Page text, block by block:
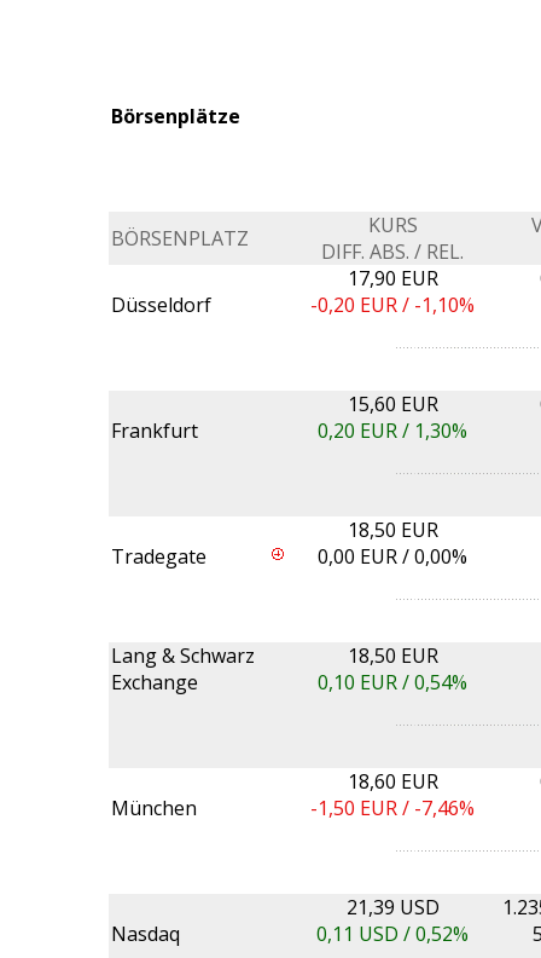
Börsenplätze
BÖRSENPLATZ
KURS
DIFF. ABS. / REL.
Düsseldorf
17,90 EUR
-0,20 EUR / -1,10%
Frankfurt
15,60 EUR
0,20 EUR / 1,30%
Tradegate
18,50 EUR
0,00 EUR /0,00%
Lang & Schwarz
Exchange
18,50 EUR
0,10 EUR /0,54%
München
18,60 EUR
-1,50 EUR / -7,46%
Nasdaq
21,39 USD
0,11 USD /0,52%